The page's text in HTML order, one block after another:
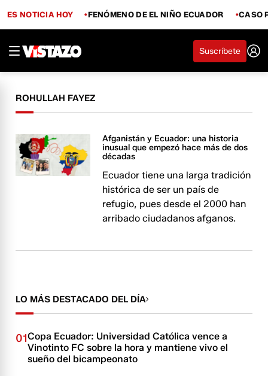
ES NOTICIA HOY FENÓMENO DE EL NIÑO ECUADOR CASO
Suscríbete
ROHULLAH FAYEZ
Afganistán y Ecuador: una historia
inusual que empezó hace más de dos
décadas
Ecuador tiene una larga tradición
histórica de ser un país de
refugio, pues desde el 2000 han
arribado ciudadanos afganos.
LO MÁS DESTACADO DEL DÍA
01Copa Ecuador: Universidad Católica vence a
Vinotinto FC sobre la hora y mantiene vivo el
sueño del bicampeonato